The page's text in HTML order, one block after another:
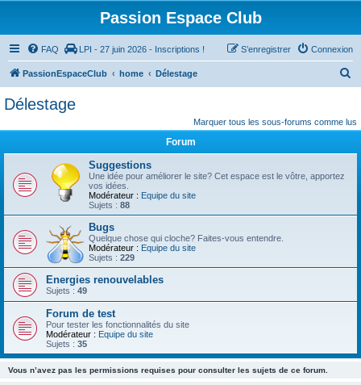
Passion Espace Club
FAQ LPI - 27 juin 2026 - Inscriptions ! Connexion
S’enregistrer
PassionEspaceClub home Délestage
h
Délestage
Marquer tous les sous-forums comme lus
Forum
Suggestions
Une idée pour améliorer le site? Cet espace est le vôtre, apportez
vos idées.
Modérateur : Equipe du site
Sujets : 88
Bugs
Quelque chose qui cloche? Faites-vous entendre.
Modérateur : Equipe du site
Sujets : 229
Energies renouvelables
Sujets : 49
Forum de test
Pour tester les fonctionnalités du site
Modérateur : Equipe du site
Sujets : 35
Vous n’avez pas les permissions requises pour consulter les sujets de ce forum.